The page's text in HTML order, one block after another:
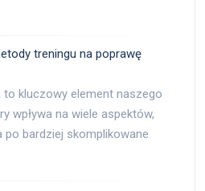
treningu na poprawę
to kluczowy element naszego
wpływa na wiele aspektów,
bardziej skomplikowane